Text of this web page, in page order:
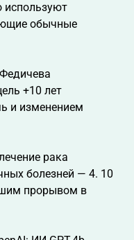
используют
обычные
+10 лет
и изменением
рака
болезней — 4. 10
прорывом в